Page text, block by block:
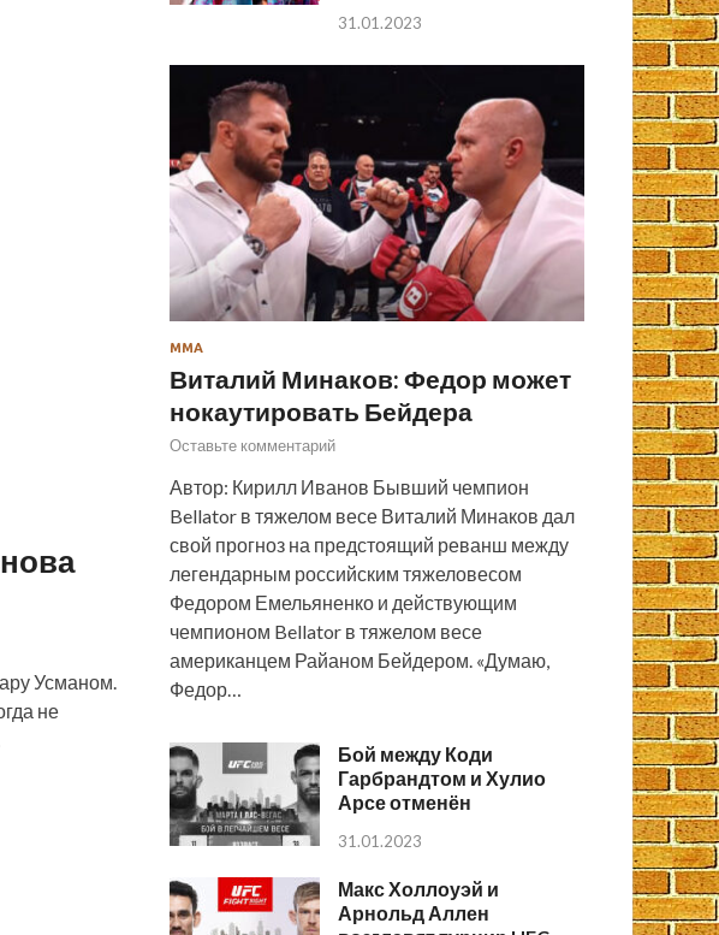
Усманом.
не
31.01.2023
ММА
Виталий Минаков: Федор может
нокаутировать Бейдера
Оставьте комментарий
Автор: Кирилл Иванов Бывший чемпион
Bellator в тяжелом весе Виталий Минаков дал
свой прогноз на предстоящий реванш между
легендарным российским тяжеловесом
Федором Емельяненко и действующим
чемпионом Bellator в тяжелом весе
американцем Райаном Бейдером. «Думаю,
Федор…
Бой между Коди
Гарбрандтом и Хулио
Арсе отменён
31.01.2023
Макс Холлоуэй и
Арнольд Аллен